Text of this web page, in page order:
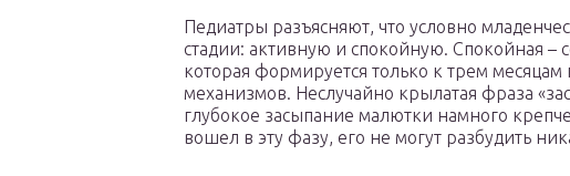
Педиатры разъясняют, что условно
стадии: активную и спокойную. Спокойная –
которая формируется только к трем
механизмов. Неслучайно крылатая фраза
глубокое засыпание малютки намного
вошел в эту фазу, его не могут разбудить